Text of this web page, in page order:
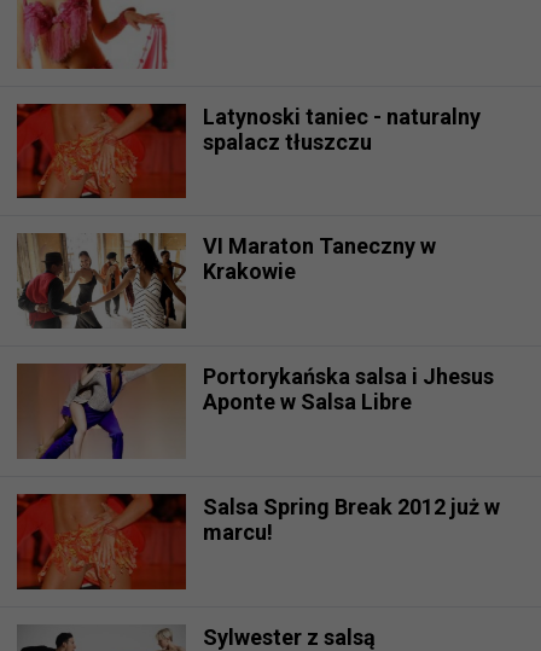
Latynoski taniec - naturalny
spalacz tłuszczu
VI Maraton Taneczny w
Krakowie
Portorykańska salsa i Jhesus
Aponte w Salsa Libre
Salsa Spring Break 2012 już w
marcu!
Sylwester z salsą